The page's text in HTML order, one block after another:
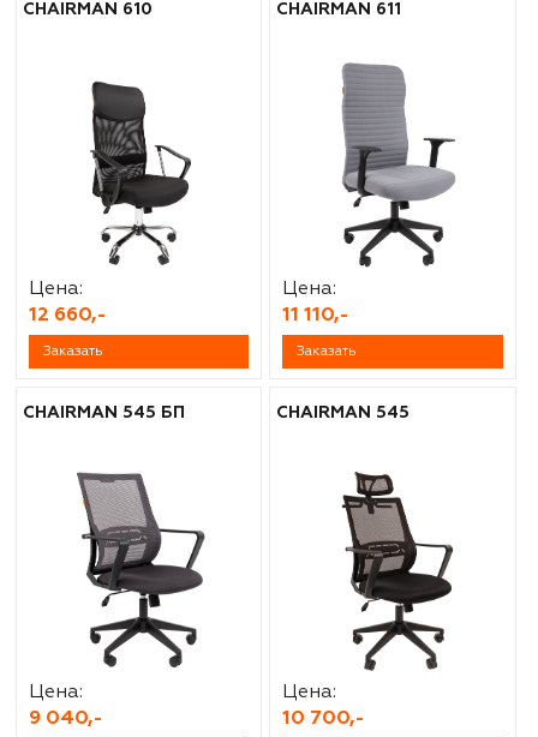
CHAIRMAN 610
Цена:
12 660,-
Заказать
CHAIRMAN 611
Цена:
11 110,-
Заказать
CHAIRMAN 545 БП
Цена:
9 040,-
CHAIRMAN 545
Цена:
10 700,-